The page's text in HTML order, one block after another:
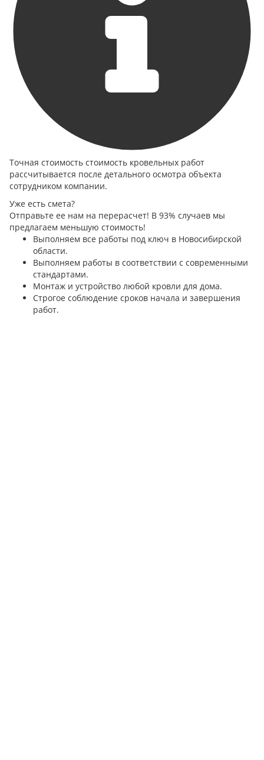
Точная стоимость стоимость кровельных работ
рассчитывается после детального осмотра объекта
сотрудником компании.
Уже есть смета?
Отправьте ее нам на перерасчет! В 93% случаев мы
предлагаем меньшую стоимость!
Выполняем все работы под ключ в Новосибирской
области.
Выполняем работы в соответствии с современными
стандартами.
Монтаж и устройство любой кровли для дома.
Строгое соблюдение сроков начала и завершения
работ.